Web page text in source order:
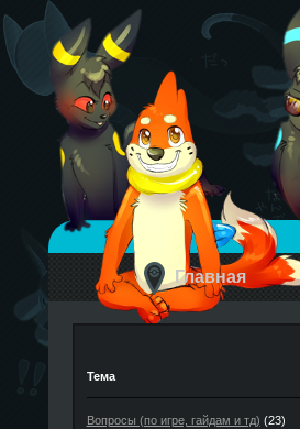
Главная
Тема
Вопросы (по игре, гайдам и тд) (23)